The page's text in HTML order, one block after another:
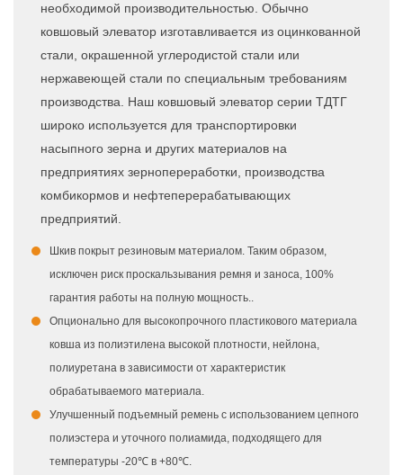
необходимой производительностью. Обычно
ковшовый элеватор изготавливается из оцинкованной
стали, окрашенной углеродистой стали или
нержавеющей стали по специальным требованиям
производства. Наш ковшовый элеватор серии ТДТГ
широко используется для транспортировки
насыпного зерна и других материалов на
предприятиях зернопереработки, производства
комбикормов и нефтеперерабатывающих
предприятий.
Шкив покрыт резиновым материалом. Таким образом,
исключен риск проскальзывания ремня и заноса, 100%
гарантия работы на полную мощность..
Опционально для высокопрочного пластикового материала
ковша из полиэтилена высокой плотности, нейлона,
полиуретана в зависимости от характеристик
обрабатываемого материала.
Улучшенный подъемный ремень с использованием цепного
полиэстера и уточного полиамида, подходящего для
температуры -20℃ в +80℃.